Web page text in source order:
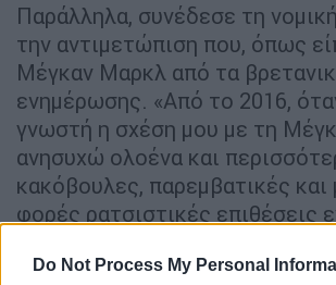
Do Not Process My Personal
Παράλληλα, συνέδεσε τη
την αντιμετώπιση που, όπως
Μέγκαν Μαρκλ από τα
ενημέρωσης. «Από το 2016,
γνωστή η σχέση μου με τη
ανησυχώ ολοένα και
κακόβουλες, παρεμβατικές και
φορές ρατσιστικές επιθέσεις
περισσότερο όταν έμεινε